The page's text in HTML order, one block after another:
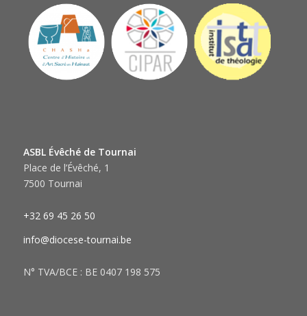
ASBL Évêché de Tournai
Place de l’Évêché, 1
7500 Tournai
+32 69 45 26 50
info@diocese-tournai.be
N° TVA/BCE : BE 0407 198 575